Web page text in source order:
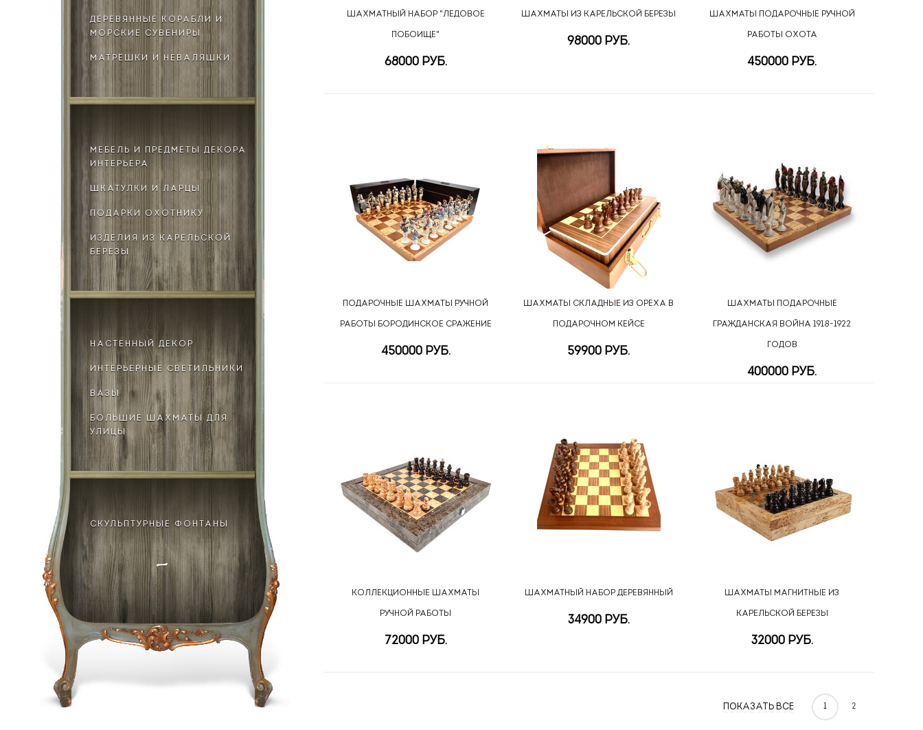
ДЕРЕВЯННЫЕ КОРАБЛИ И
МОРСКИЕ СУВЕНИРЫ
МАТРЁШКИ И НЕВАЛЯШКИ
МЕБЕЛЬ И ПРЕДМЕТЫ ДЕКОРА
ИНТЕРЬЕРА
ШКАТУЛКИ И ЛАРЦЫ
ПОДАРКИ ОХОТНИКУ
ИЗДЕЛИЯ ИЗ КАРЕЛЬСКОЙ
БЕРЕЗЫ
НАСТЕННЫЙ ДЕКОР
ИНТЕРЬЕРНЫЕ СВЕТИЛЬНИКИ
ВАЗЫ
БОЛЬШИЕ ШАХМАТЫ ДЛЯ
УЛИЦЫ
СКУЛЬПТУРНЫЕ ФОНТАНЫ
ШАХМАТНЫЙ НАБОР "ЛЕДОВОЕ
ПОБОИЩЕ"
68000 РУБ.
ШАХМАТЫ ИЗ КАРЕЛЬСКОЙ БЕРЕЗЫ
98000 РУБ.
ШАХМАТЫ ПОДАРОЧНЫЕ РУЧНОЙ
РАБОТЫ ОХОТА
450000 РУБ.
ПОДАРОЧНЫЕ ШАХМАТЫ РУЧНОЙ
РАБОТЫ БОРОДИНСКОЕ СРАЖЕНИЕ
450000 РУБ.
ШАХМАТЫ СКЛАДНЫЕ ИЗ ОРЕХА В
ПОДАРОЧНОМ КЕЙСЕ
59900 РУБ.
ШАХМАТЫ ПОДАРОЧНЫЕ
ГРАЖДАНСКАЯ ВОЙНА 1918-1922
ГОДОВ
400000 РУБ.
КОЛЛЕКЦИОННЫЕ ШАХМАТЫ
РУЧНОЙ РАБОТЫ
72000 РУБ.
ШАХМАТНЫЙ НАБОР ДЕРЕВЯННЫЙ
34900 РУБ.
ШАХМАТЫ МАГНИТНЫЕ ИЗ
КАРЕЛЬСКОЙ БЕРЕЗЫ
32000 РУБ.
ПОКАЗАТЬ ВСЕ 1 2